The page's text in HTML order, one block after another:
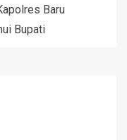
Baru
Bupati